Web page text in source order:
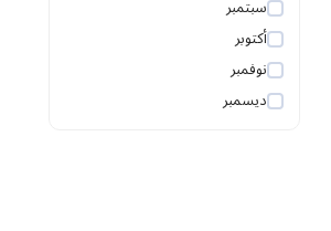
سبتمبر
أكتوبر
نوفمبر
ديسمبر